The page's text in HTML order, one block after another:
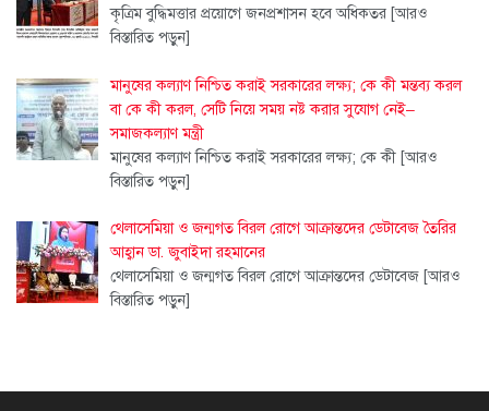
কৃত্রিম বুদ্ধিমত্তার প্রয়োগে জনপ্রশাসন হবে অধিকতর [আরও
বিস্তারিত পড়ুন]
মানুষের কল্যাণ নিশ্চিত করাই সরকারের লক্ষ্য; কে কী মন্তব্য করল
বা কে কী করল, সেটি নিয়ে সময় নষ্ট করার সুযোগ নেই–
সমাজকল্যাণ মন্ত্রী
মানুষের কল্যাণ নিশ্চিত করাই সরকারের লক্ষ্য; কে কী [আরও
বিস্তারিত পড়ুন]
থেলাসেমিয়া ও জন্মগত বিরল রোগে আক্রান্তদের ডেটাবেজ তৈরির
আহ্বান ডা. জুবাইদা রহমানের
থেলাসেমিয়া ও জন্মগত বিরল রোগে আক্রান্তদের ডেটাবেজ [আরও
বিস্তারিত পড়ুন]